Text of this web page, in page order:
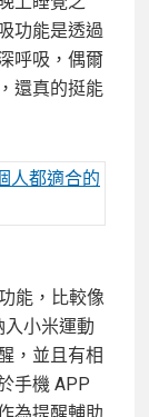
功能是透過
呼吸，偶爾
還真的挺能
能，比較像
小米運動
，並且有相
手機 APP